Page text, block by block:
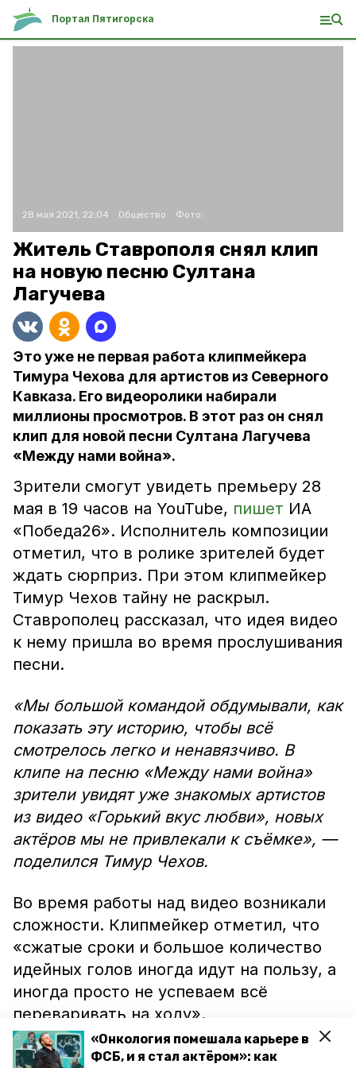
«Онкология помешала карьере в
ФСБ, и я стал актёром»: как
Портал Пятигорска
28 мая 2021, 22:04 Общество Фото:
Житель Ставрополя снял клип
на новую песню Султана
Лагучева
Это уже не первая работа клипмейкера
Тимура Чехова для артистов из Северного
Кавказа. Его видеоролики набирали
миллионы просмотров. В этот раз он снял
клип для новой песни Султана Лагучева
«Между нами война».
Зрители смогут увидеть премьеру 28
мая в 19 часов на YouTube, пишет ИА
«Победа26». Исполнитель композиции
отметил, что в ролике зрителей будет
ждать сюрприз. При этом клипмейкер
Тимур Чехов тайну не раскрыл.
Ставрополец рассказал, что идея видео
к нему пришла во время прослушивания
песни.
«Мы большой командой обдумывали, как
показать эту историю, чтобы всё
смотрелось легко и ненавязчиво. В
клипе на песню «Между нами война»
зрители увидят уже знакомых артистов
из видео «Горький вкус любви», новых
актёров мы не привлекали к съёмке», —
поделился Тимур Чехов.
Во время работы над видео возникали
сложности. Клипмейкер отметил, что
«сжатые сроки и большое количество
идейных голов иногда идут на пользу, а
иногда просто не успеваем всё
переваривать на ходу».
«Ожидаем, что клип заберётся высоко в